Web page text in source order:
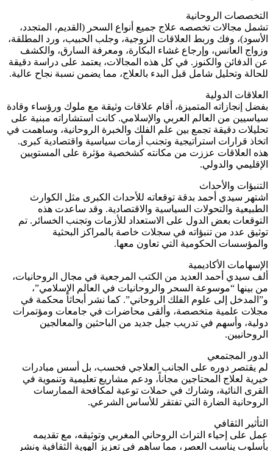
التخصصات الروحانية
تشمل مجالات تخصصه علاج جميع أنواع السحر (القديم، المتجدد،
الأسود)، وفك وربط العلاقات الزوجية، وجلب الحبيب، ورد المطلقة،
وزواج العانس، وإرجاع غشاء البكارة، ومعرفة السارق، والكشف
عن الدفائن والكنوز. في كل هذه المجالات، يعتمد على دراسة دقيقة
للحالة وتحليل شامل قبل البدء بالعلاج، مما يضمن نسبة نجاح عالية.
العلاقات الدولية
بفضل إنجازاته المتميزة، أقام علاقات وثيقة مع ملوك ورؤساء وقادة
سياسيين من العالم العربي والإسلامي. كانت استشاراته مبنية على
تحليلات دقيقة تجمع بين علم الفلك والخبرة الروحانية، وساهمت في
اتخاذ قرارات استراتيجية وتجنب أزمات سياسية واقتصادية كبرى.
هذه العلاقات عززت من مكانته كشخصية مؤثرة على المستويين
الإقليمي والدولي.
التنبؤات والأحداث
اشتهر سيدي أحمد بدقة توقعاته للأحداث الكبرى مثل الكوارث
الطبيعية والتحولات السياسية والاقتصادية. وقد ساعدت هذه
التوقعات بعض الدول على الاستعداد للأزمات وتجنب الخسائر. تم
توثيق عدد من تنبؤاته في سجلات خاصة بالمراكز البحثية
والمؤسسات الحكومية التي تعاون معها.
الإسهامات الأكاديمية
ألف سيدي أحمد العديد من الكتب المرجعية في مجال الروحانيات،
من بينها “موسوعة السحر والروحانيات في العالم الإسلامي”،
و”المدخل إلى علوم الفلك الروحاني”. كما نشر أبحاثاً محكمة في
مجلات علمية متخصصة، وألقى محاضرات في جامعات ومؤتمرات
دولية، وأسهم في تدريب جيل جديد من الباحثين والمعالجين
الروحانيين.
الدور المجتمعي
لم يقتصر دوره على الجانب العلاجي فحسب، بل أسس مبادرات
خيرية لعلاج المحتاجين مجاناً، ودعم مشاريع تعليمية وتنموية في
القرى النائية، وشارك في حملات توعية لمكافحة الممارسات
الروحانية الضارة التي تفتقر للأساس الشرعي.
التأثير الثقافي
عمل على إحياء التراث الروحاني المغربي وتوثيقه، مع تقديمه
بأسلوب يناسب العصر، مما ساهم في تعزيز الهوية الثقافية ونشر